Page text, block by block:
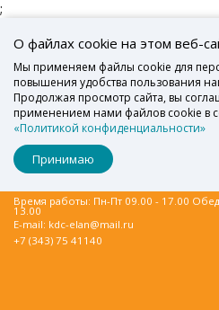
;
О файлах cookie на этом веб-
Мы применяем файлы cookie для
повышения удобства пользования
Продолжая просмотр сайта, вы
применением нами файлов cookie в
«Политикой конфиденциальности»
Принимаю
Время работы: Пн-Пт 09.00 - 17.00
13.00
E-mail: kdc-elan@mail.ru
+7 (343) 75 41140